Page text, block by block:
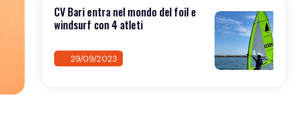
CV Bari entra nel mondo del foil e
windsurf con 4 atleti
29/09/2023